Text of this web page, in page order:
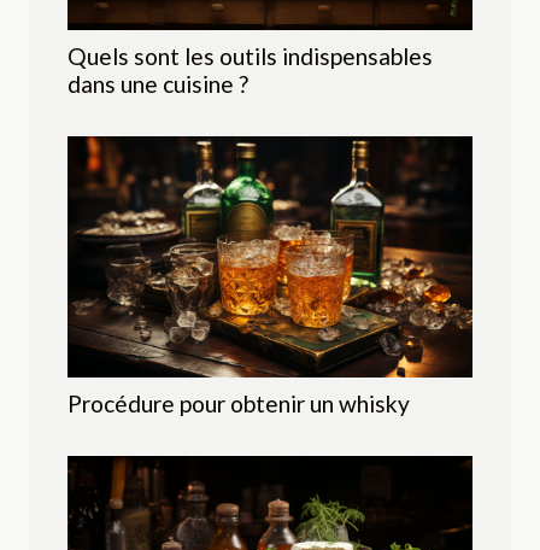
Quels sont les outils indispensables
dans une cuisine ?
Procédure pour obtenir un whisky